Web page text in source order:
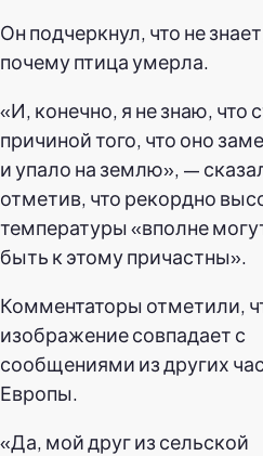
Он подчеркнул, что не
почему птица умерла.
«И, конечно, я не знаю, что
причиной того, что оно
и упало на землю», —
отметив, что рекордно
температуры «вполне
быть к этому причастны».
Комментаторы отметили,
изображение совпадает с
сообщениями из других
Европы.
«Да, мой друг из сельской